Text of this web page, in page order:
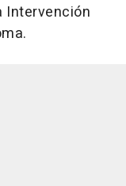
Intervención